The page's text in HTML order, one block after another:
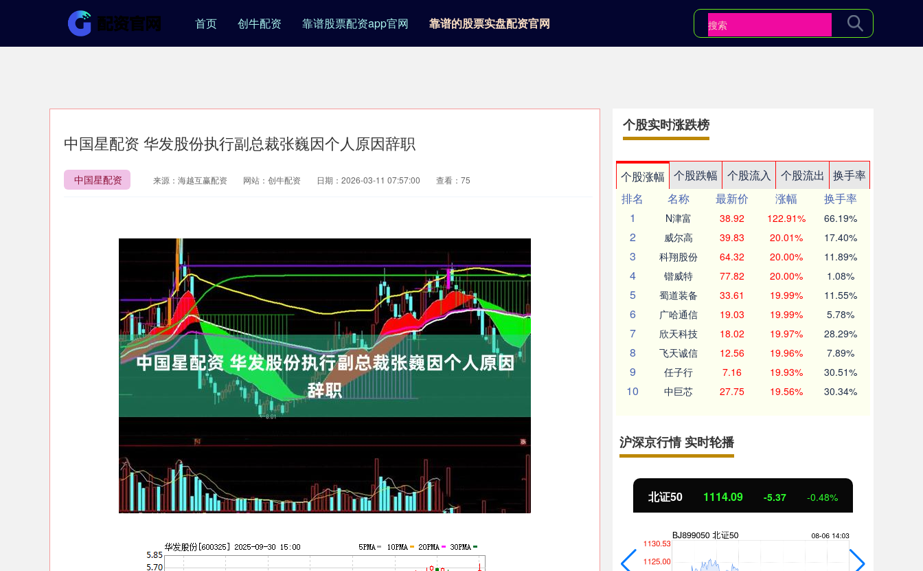
首页 创牛配资 靠谱股票配资app官网 靠谱的股票实盘配资官网
中国星配资 华发股份执行副总裁张巍因个人原因辞职
中国星配资 来源：海越互赢配资 网站：创牛配资 日期：2026-03-11 07:57:00 查看：75
个股实时涨跌榜
个股涨幅 个股跌幅 个股流入 个股流出
换手率
排名
名称 最新价 涨幅
换手率
1
N津富 38.92 122.91% 66.19%
2 威尔高 39.83 20.01% 17.40%
3 科翔股份 64.32 20.00% 11.89%
4 锴威特 77.82 20.00% 1.08%
5 蜀道装备 33.61 19.99% 11.55%
6 广哈通信 19.03 19.99% 5.78%
7 欣天科技 18.02 19.97% 28.29%
8 飞天诚信 12.56 19.96% 7.89%
9 任子行 7.16 19.93% 30.51%
10 中巨芯 27.75 19.56% 30.34%
沪深京行情 实时轮播
深证成指 14008.46 -135.74 -0.96% 沪深300 4632.16 北证50 1114.10 -5.36 -0.48%